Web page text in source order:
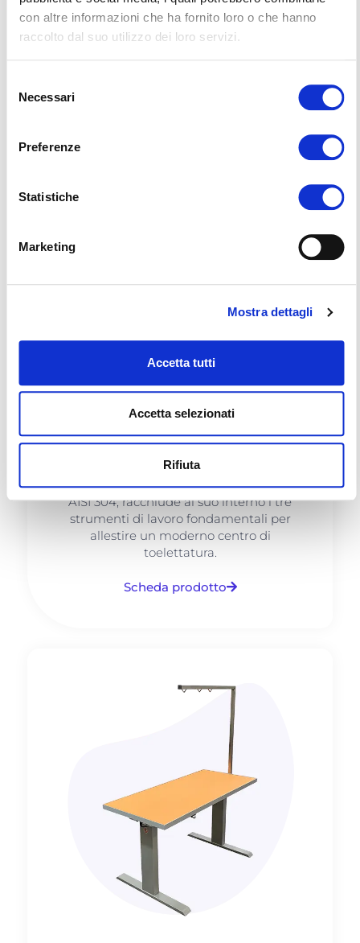
con altre informazioni che ha fornito loro o che hanno
raccolto dal suo utilizzo dei loro servizi.
delNecessari
Preferenze
Statistiche
Marketing
Mostra dettagli
Accetta tutti
Accetta selezionati
Rifiuta
toelettatura professionale di cani e gatti con l’ausilio di
un operatore
Vasca Professionale
Costruita interamente in acciaio inox
AISI 304, racchiude al suo interno i tre
strumenti di lavoro fondamentali per
allestire un moderno centro di
toelettatura.
Scheda prodotto